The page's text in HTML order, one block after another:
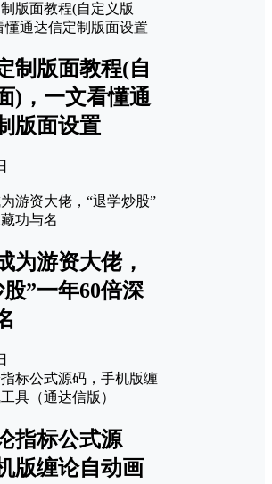
制版面教程(自
)，一文看懂通
版面设置
为游资大佬，
”一年60倍深
指标公式源
版缠论自动画